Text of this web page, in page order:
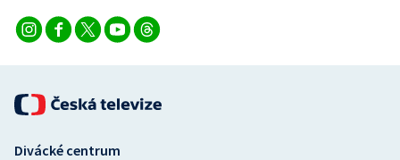
Triatlon
Vodní slalom
Divácké centrum